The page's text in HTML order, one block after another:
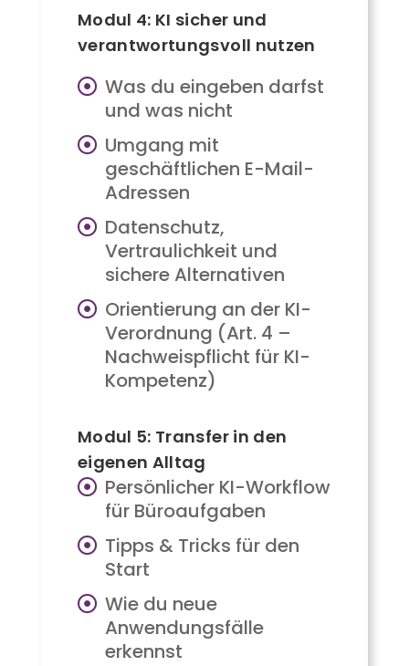
Modul 4: KI sicher und
verantwortungsvoll nutzen
Was du eingeben darfst
und was nicht
Umgang mit
geschäftlichen E-Mail-
Adressen
Datenschutz,
Vertraulichkeit und
sichere Alternativen
Orientierung an der KI-
Verordnung (Art. 4 –
Nachweispflicht für KI-
Kompetenz)
Modul 5: Transfer in den
eigenen Alltag
Persönlicher KI-Workflow
für Büroaufgaben
Tipps & Tricks für den
Start
Wie du neue
Anwendungsfälle
erkennst